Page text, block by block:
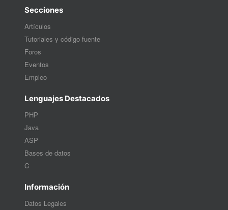
Secciones
Artículos
Tutoriales y código fuente
Foros
Eventos
Empleo
Lenguajes Destacados
PHP
Java
ASP
Bases de datos
C
Información
Datos Legales